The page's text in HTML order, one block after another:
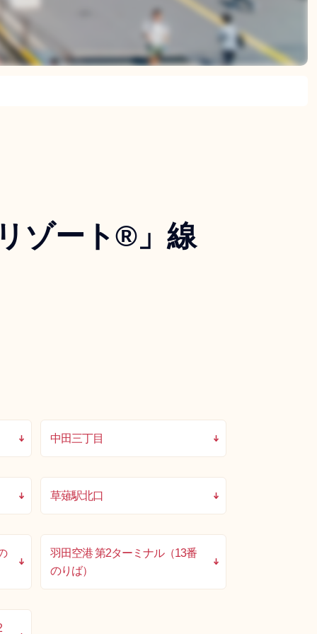
ゾート®」線
中田三丁目
草薙駅北口
羽田空港 第2ターミナル（13番
のりば）